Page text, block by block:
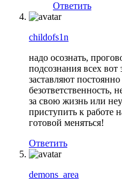
Ответить
childofs1n
надо осознать,
подсознания всех вот
заставляют
безответственность,
за свою жизнь или
приступить к работе
готовой меняться!
Ответить
demons_area